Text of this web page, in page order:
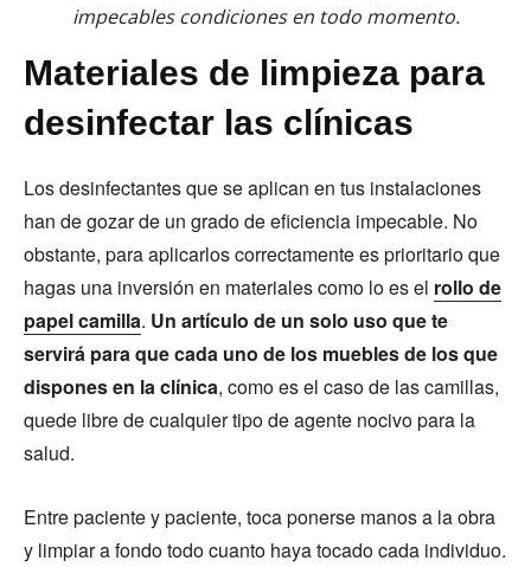
impecables condiciones en todo momento.
Materiales de limpieza para
desinfectar las clínicas
Los desinfectantes que se aplican en tus instalaciones
han de gozar de un grado de eficiencia impecable. No
obstante, para aplicarlos correctamente es prioritario que
hagas una inversión en materiales como lo es el rollo de
papel camilla. Un artículo de un solo uso que te
servirá para que cada uno de los muebles de los que
dispones en la clínica, como es el caso de las camillas,
quede libre de cualquier tipo de agente nocivo para la
salud.
Entre paciente y paciente, toca ponerse manos a la obra
y limpiar a fondo todo cuanto haya tocado cada individuo.